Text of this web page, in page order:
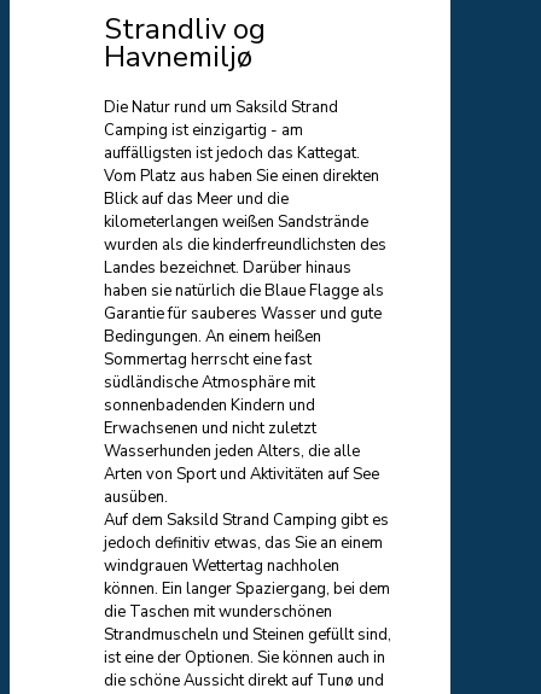
Strandliv og
Havnemiljø
Die Natur rund um Saksild Strand
Camping ist einzigartig - am
auffälligsten ist jedoch das Kattegat.
Vom Platz aus haben Sie einen direkten
Blick auf das Meer und die
kilometerlangen weißen Sandstrände
wurden als die kinderfreundlichsten des
Landes bezeichnet. Darüber hinaus
haben sie natürlich die Blaue Flagge als
Garantie für sauberes Wasser und gute
Bedingungen. An einem heißen
Sommertag herrscht eine fast
südländische Atmosphäre mit
sonnenbadenden Kindern und
Erwachsenen und nicht zuletzt
Wasserhunden jeden Alters, die alle
Arten von Sport und Aktivitäten auf See
ausüben.
Auf dem Saksild Strand Camping gibt es
jedoch definitiv etwas, das Sie an einem
windgrauen Wettertag nachholen
können. Ein langer Spaziergang, bei dem
die Taschen mit wunderschönen
Strandmuscheln und Steinen gefüllt sind,
ist eine der Optionen. Sie können auch in
die schöne Aussicht direkt auf Tunø und